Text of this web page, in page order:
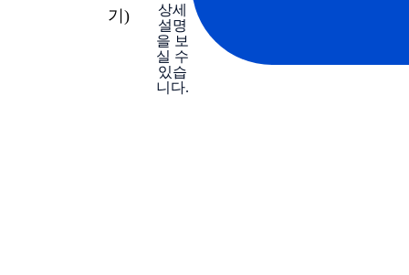
기)
상세
설명
을 보
실 수
있습
니다.